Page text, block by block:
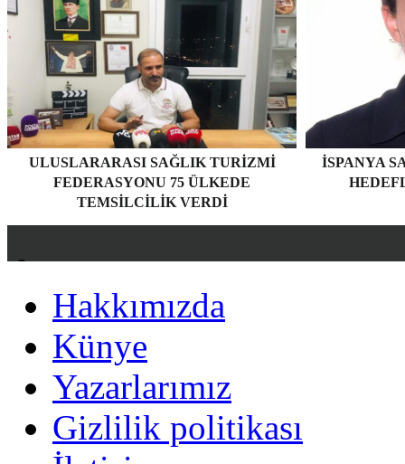
ULUSLARARASI SAĞLIK TURIZMI
FEDERASYONU 75 ÜLKEDE
TEMSILCILIK VERDI
İSPANYA
Künye
Yazarlarımız
Gizlilik politikası
Hakkımızda
Künye
Yazarlarımız
Gizlilik politikası